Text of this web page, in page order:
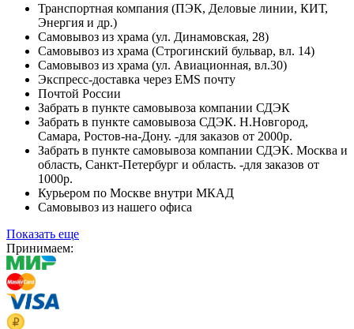
Транспортная компания (ПЭК, Деловые линии, КИТ,
Энергия и др.)
Самовывоз из храма (ул. Динамовская, 28)
Самовывоз из храма (Строгинский бульвар, вл. 14)
Самовывоз из храма (ул. Авиационная, вл.30)
Экспресс-доставка через EMS почту
Почтой России
Забрать в пункте самовывоза компании СДЭК
Забрать в пункте самовывоза СДЭК. Н.Новгород,
Самара, Ростов-на-Дону. -для заказов от 2000р.
Забрать в пункте самовывоза компании СДЭК. Москва и
область, Санкт-Петербург и область. -для заказов от
1000р.
Курьером по Москве внутри МКАД
Самовывоз из нашего офиса
Показать еще
Принимаем: